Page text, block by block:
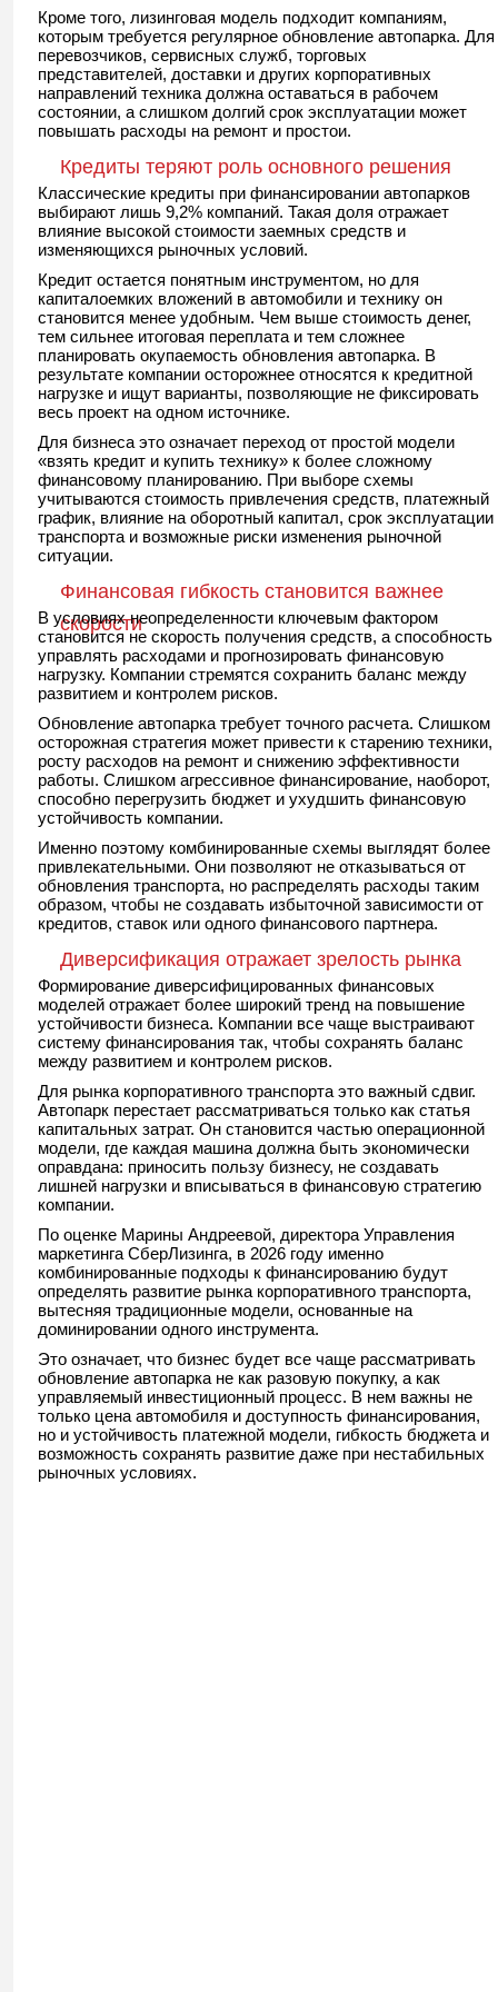
Кроме того, лизинговая модель подходит компаниям,
которым требуется регулярное обновление автопарка. Для
перевозчиков, сервисных служб, торговых
представителей, доставки и других корпоративных
направлений техника должна оставаться в рабочем
состоянии, а слишком долгий срок эксплуатации может
повышать расходы на ремонт и простои.
Кредиты теряют роль основного решения
Классические кредиты при финансировании автопарков
выбирают лишь 9,2% компаний. Такая доля отражает
влияние высокой стоимости заемных средств и
изменяющихся рыночных условий.
Кредит остается понятным инструментом, но для
капиталоемких вложений в автомобили и технику он
становится менее удобным. Чем выше стоимость денег,
тем сильнее итоговая переплата и тем сложнее
планировать окупаемость обновления автопарка. В
результате компании осторожнее относятся к кредитной
нагрузке и ищут варианты, позволяющие не фиксировать
весь проект на одном источнике.
Для бизнеса это означает переход от простой модели
«взять кредит и купить технику» к более сложному
финансовому планированию. При выборе схемы
учитываются стоимость привлечения средств, платежный
график, влияние на оборотный капитал, срок эксплуатации
транспорта и возможные риски изменения рыночной
ситуации.
Финансовая гибкость становится важнее
скорости
В условиях неопределенности ключевым фактором
становится не скорость получения средств, а способность
управлять расходами и прогнозировать финансовую
нагрузку. Компании стремятся сохранить баланс между
развитием и контролем рисков.
Обновление автопарка требует точного расчета. Слишком
осторожная стратегия может привести к старению техники,
росту расходов на ремонт и снижению эффективности
работы. Слишком агрессивное финансирование, наоборот,
способно перегрузить бюджет и ухудшить финансовую
устойчивость компании.
Именно поэтому комбинированные схемы выглядят более
привлекательными. Они позволяют не отказываться от
обновления транспорта, но распределять расходы таким
образом, чтобы не создавать избыточной зависимости от
кредитов, ставок или одного финансового партнера.
Диверсификация отражает зрелость рынка
Формирование диверсифицированных финансовых
моделей отражает более широкий тренд на повышение
устойчивости бизнеса. Компании все чаще выстраивают
систему финансирования так, чтобы сохранять баланс
между развитием и контролем рисков.
Для рынка корпоративного транспорта это важный сдвиг.
Автопарк перестает рассматриваться только как статья
капитальных затрат. Он становится частью операционной
модели, где каждая машина должна быть экономически
оправдана: приносить пользу бизнесу, не создавать
лишней нагрузки и вписываться в финансовую стратегию
компании.
По оценке Марины Андреевой, директора Управления
маркетинга СберЛизинга, в 2026 году именно
комбинированные подходы к финансированию будут
определять развитие рынка корпоративного транспорта,
вытесняя традиционные модели, основанные на
доминировании одного инструмента.
Это означает, что бизнес будет все чаще рассматривать
обновление автопарка не как разовую покупку, а как
управляемый инвестиционный процесс. В нем важны не
только цена автомобиля и доступность финансирования,
но и устойчивость платежной модели, гибкость бюджета и
возможность сохранять развитие даже при нестабильных
рыночных условиях.